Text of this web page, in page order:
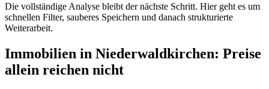
Die vollständige Analyse bleibt der nächste Schritt. Hier geht es um
schnellen Filter, sauberes Speichern und danach strukturierte
Weiterarbeit.
Immobilien in Niederwaldkirchen: Preise
allein reichen nicht